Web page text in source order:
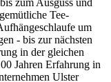
Tee-
um
- bis zur nächsten
in der gleichen
Jahren Erfahrung in
Ulster